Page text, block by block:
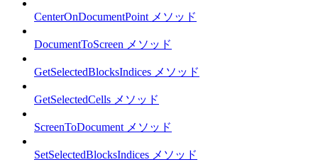
CenterOnDocumentPoint メソッド
DocumentToScreen メソッド
GetSelectedBlocksIndices メソッド
GetSelectedCells メソッド
ScreenToDocument メソッド
SetSelectedBlocksIndices メソッド